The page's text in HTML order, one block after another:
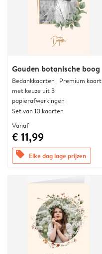
Gouden botanische boog
Bedankkaarten | Premium kaart
met keuze uit 3
papierafwerkingen
Set van 10 kaarten
Vanaf
€ 11,99
offers Elke dag lage prijzen